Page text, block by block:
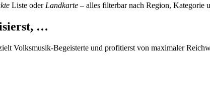
Liste oder Landkarte – alles filterbar nach Region, Kategorie
…
Volksmusik-Begeisterte und profitierst von maximaler